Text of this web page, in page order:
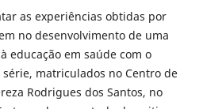
as experiências obtidas por
no desenvolvimento de uma
educação em saúde com o
matriculados no Centro de
Rodrigues dos Santos, no